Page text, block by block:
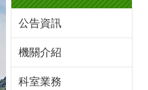
公告資訊
機關介紹
科室業務